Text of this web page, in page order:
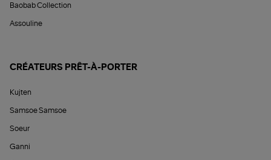
Baobab Collection
Assouline
CRÉATEURS PRÊT-À-PORTER
Kujten
Samsoe Samsoe
Soeur
Ganni